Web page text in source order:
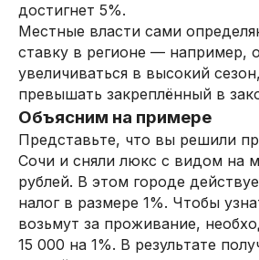
достигнет 5%.
Местные власти сами
ставку в регионе — например,
увеличиваться в высокий
превышать закреплённый в
Объясним на примере
Представьте, что вы решили
Сочи и сняли люкс с видом на
рублей. В этом городе
налог в размере 1%. Чтобы
возьмут за проживание,
15 000 на 1%. В результате